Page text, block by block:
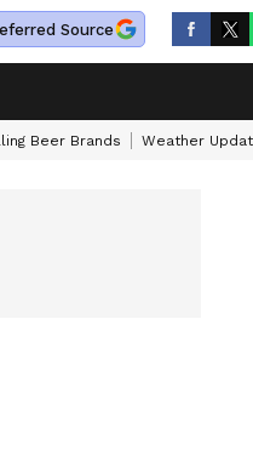
Source
Beer Brands Weather Update